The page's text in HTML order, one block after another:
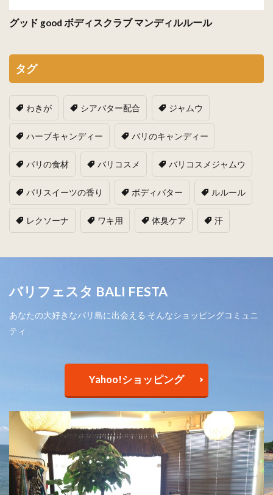
グッド good ボディスクラブ マンディルルール
タグ
わきが シアバター配合 ジャムウ
ハーブキャンディー バリのキャンディー
バリの食材 バリコスメ バリコスメジャムウ
バリスイーツの香り ボディバター ルルール
レクソーナ ワキ用 体臭ケア 汗
バリフェスタ BALI FESTA
あなたの大好きなバリ島に出会える そんなショッピングコミュニ
ティ
Yahoo!ショッピング